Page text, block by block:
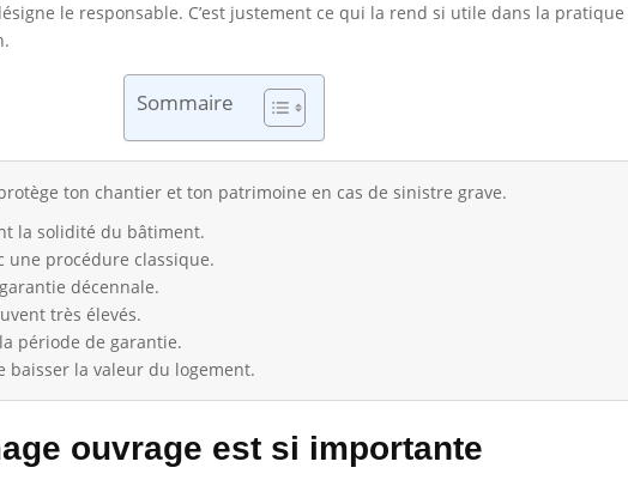
le responsable. C’est justement ce qui la rend si utile dans la
Sommaire
ton chantier et ton patrimoine en cas de sinistre grave.
la solidité du bâtiment.
une procédure classique.
décennale.
très élevés.
période de garantie.
baisser la valeur du logement.
ouvrage est si importante